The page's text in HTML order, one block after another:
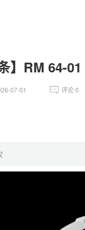
】RM 64-
07-01 评论0